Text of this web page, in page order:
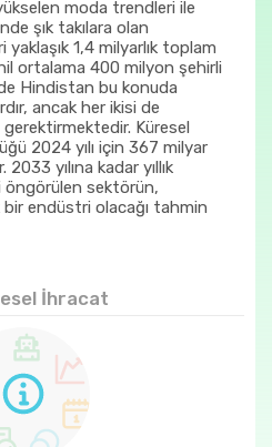
moda trendleri ile
şık takılara olan
yaklaşık 1,4 milyarlık toplam
ortalama 400 milyon şehirli
Hindistan bu konuda
ancak her ikisi de
Küresel
2024 yılı için 367 milyar
yılına kadar yıllık
öngörülen sektörün,
bir endüstri olacağı tahmin
İhracat